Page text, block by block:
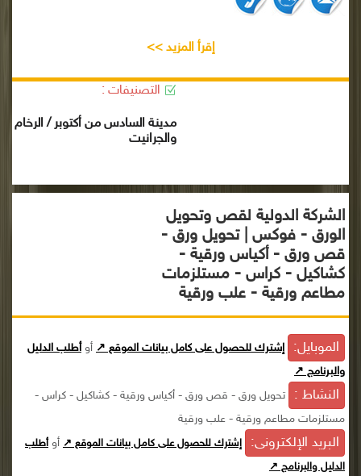
إقرأ المزيد >>
التصنيفات :
مدينة السادس من أكتوبر / الرخام
والجرانيت
الشركة الدولية لقص وتحويل
الورق - فوكس | تحويل ورق -
قص ورق - أكياس ورقية -
كشاكيل - كراس - مستلزمات
مطاعم ورقية - علب ورقية
الموبايل: إشترك للحصول على كامل بيانات الموقع ↗ أوأطلب الدليل
والبرنامج ↗
النشاط :
تحويل ورق - قص ورق - أكياس ورقية - كشاكيل - كراس -
مستلزمات مطاعم ورقية - علب ورقية
البريد الإلكترونى: إشترك للحصول على كامل بيانات الموقع ↗ أوأطلب
الدليل والبرنامج ↗